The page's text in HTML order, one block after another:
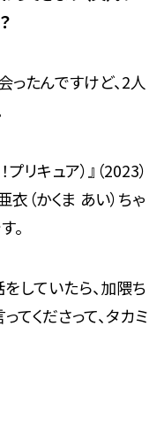
ったんですけど、2人
リキュア）』（2023）
（かくま あい）ちゃ
。
していたら、加隈ち
てくださって、タカミ